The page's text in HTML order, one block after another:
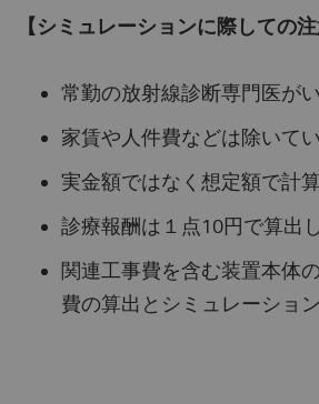
【シミュレーションに際しての注
常勤の放射線診断専門医が
家賃や人件費などは除いてい
実金額ではなく想定額で計
診療報酬は１点10円で算出
関連工事費を含む装置本体
費の算出とシミュレーショ